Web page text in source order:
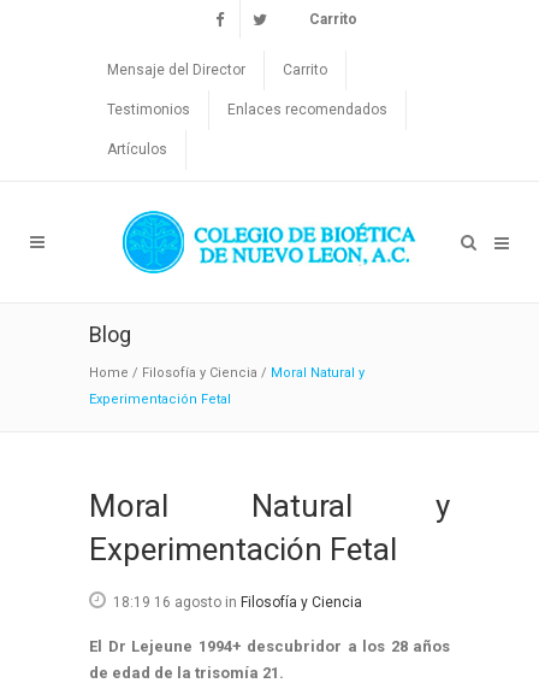
Carrito
Mensaje del Director Carrito
Testimonios Enlaces recomendados
Artículos
Blog
Home / Filosofía y Ciencia / Moral Natural y
Experimentación Fetal
Moral Natural y
Experimentación Fetal
18:19 16 agosto in Filosofía y Ciencia
El Dr Lejeune 1994+ descubridor a los 28 años
de edad de la trisomía 21.